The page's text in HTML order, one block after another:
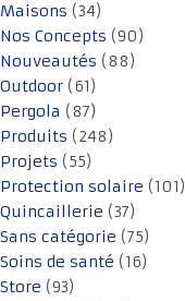
Maisons (34)
Nos Concepts (90)
Nouveautés (88)
Outdoor (61)
Pergola (87)
Produits (248)
Projets (55)
Protection solaire (101)
Quincaillerie (37)
Sans catégorie (75)
Soins de santé (16)
Store (93)